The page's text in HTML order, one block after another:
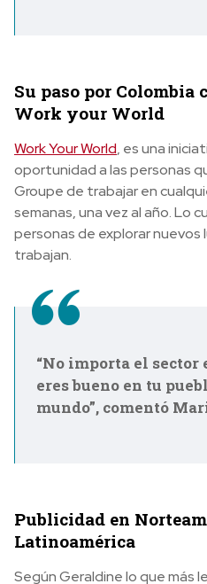
Su paso por Colombia
Work your World
Work Your World, es una
oportunidad a las personas
Groupe de trabajar en
semanas, una vez al año. Lo
personas de explorar nuevos
trabajan.
“No importa el sector
eres bueno en tu
mundo”, comentó
Publicidad en
Latinoamérica
Según Geraldine lo que más